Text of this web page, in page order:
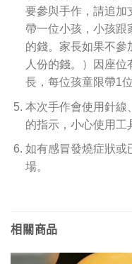
要參與手作，請追加
帶一位小孩，小孩跟
的錢。家長如果不參
人份的錢。）因座
長，每位孩童限帶1位
本次手作會使用針線
的指示，小心使用工
如有感冒發燒症狀或
場。
相關商品